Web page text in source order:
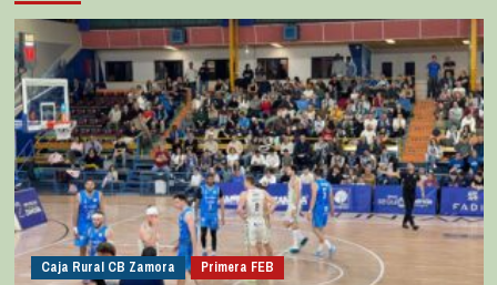
Caja Rural CB Zamora Primera FEB